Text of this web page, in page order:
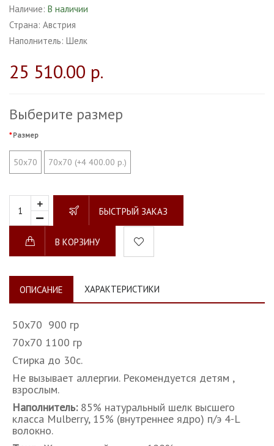
Наличие: В наличии
Страна: Австрия
Наполнитель: Шелк
25 510.00 р.
Выберите размер
Размер
50x70 70x70 (+4 400.00 р.)
БЫСТРЫЙ ЗАКАЗ
В КОРЗИНУ
ОПИСАНИЕ ХАРАКТЕРИСТИКИ
50x70 900 гр
70х70 1100 гр
Стирка до 30с.
Не вызывает аллергии. Рекомендуется детям ,
взрослым.
Наполнитель:85% натуральный шелк высшего
класса Mulberry, 15% (внутреннее ядро) п/э 4-L
волокно.